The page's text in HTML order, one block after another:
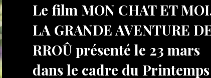
DE
DE
GUILLAUME
MAIDATCHEVSKY
Le film MON CHAT ET
LA GRANDE AVENTURE
RROÛ présenté le 23 mars
dans le cadre du Printemps